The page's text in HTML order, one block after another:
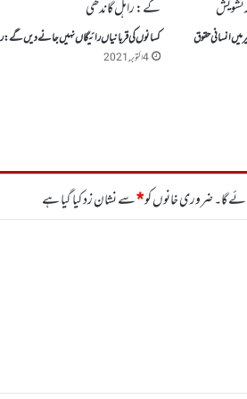
انسانی حقوق کسانوں کی قربانیاں رائیگاں نہیں جانے دیں گے:
4 اکتوبر, 2021
گا۔ضروری خانوں کو*سے نشان زد کیا گیا ہے